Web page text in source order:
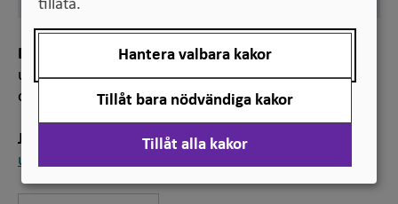
Definition
urval som baseras på andra urvalsgrunder än betyg
och högskoleprov
Jämför
urval
tillåta.
Hantera valbara kakor
Tillåt bara nödvändiga kakor
Tillåt alla kakor